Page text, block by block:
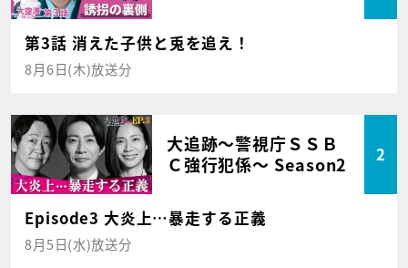
第3話 消えた子供と兎を追え！
8月6日(木)放送分
大追跡～警視庁ＳＳＢ
Ｃ強行犯係～ Season2
2
Episode3 大炎上…暴走する正義
8月5日(水)放送分